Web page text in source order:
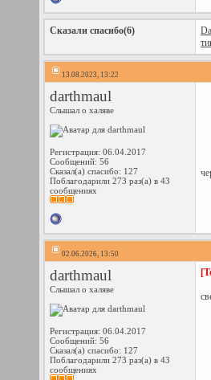
Сказали спасибо(6)
13.08.2023, 13:22
darthmaul
Слышал о халяве
Регистрация: 06.04.2017
Сообщений: 56
Сказал(а) спасибо: 127
Поблагодарили 273 раз(а) в 43
сообщениях
02.06.2026, 13:50
darthmaul
Слышал о халяве
Регистрация: 06.04.2017
Сообщений: 56
Сказал(а) спасибо: 127
Поблагодарили 273 раз(а) в 43
сообщениях